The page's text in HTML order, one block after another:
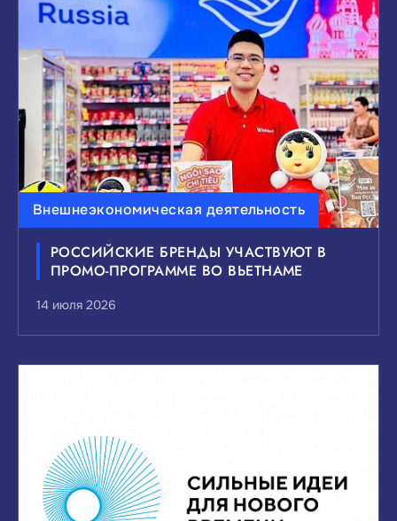
Внешнеэкономическая деятельность
РОССИЙСКИЕ БРЕНДЫ УЧАСТВУЮТ В
ПРОМО-ПРОГРАММЕ ВО ВЬЕТНАМЕ
14 июля 2026